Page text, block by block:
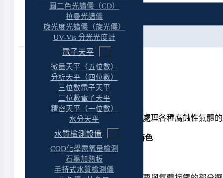
圓二色光譜儀（CD）
拉曼光譜儀
旋光度光譜儀（旋光儀）
UV-Vis 分光光度計
電子天平
微量天平（五位數）
分析天平（四位數）
三位數電子天平
二位數電子天平
精密天平（一位數）
水分天平
水質檢測設備
COD化學需氧量檢測
石墨加熱板
手持式水質檢測儀
特色
規格
產品特色
Chemker 411耐腐蝕真空幫浦是您處理各種腐蝕性氣
耐腐蝕真空幫浦 / 真空泵 : 產品特色
Chemker 411: 高度抵抗腐蝕